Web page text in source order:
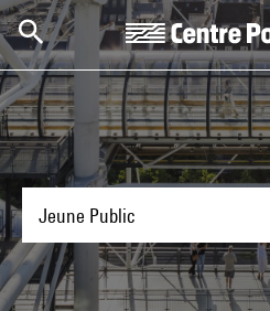
Skip to main content
Centre Pompidou